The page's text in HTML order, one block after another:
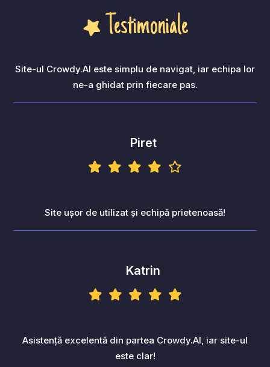
Testimoniale
Site-ul Crowdy.AI este simplu de navigat, iar echipa lor
ne-a ghidat prin fiecare pas.
Piret
Site ușor de utilizat și echipă prietenoasă!
Katrin
Asistență excelentă din partea Crowdy.AI, iar site-ul
este clar!